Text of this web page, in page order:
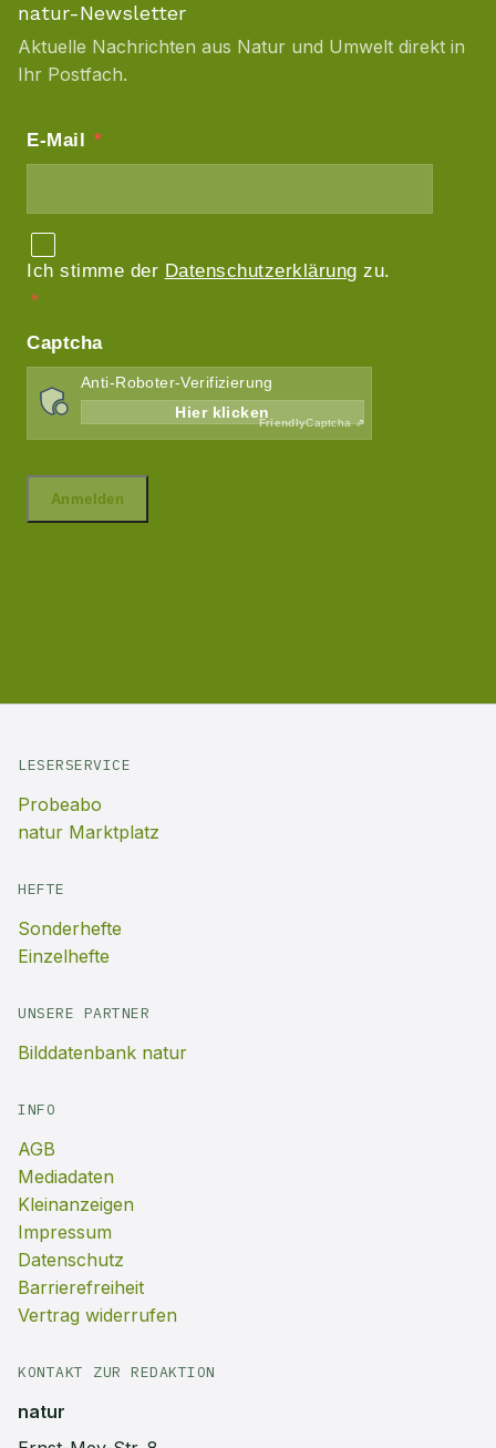
natur-Newsletter
Aktuelle Nachrichten aus Natur und Umwelt direkt in
Ihr Postfach.
LESERSERVICE
Probeabo
natur Marktplatz
HEFTE
Sonderhefte
Einzelhefte
UNSERE PARTNER
Bilddatenbank natur
INFO
AGB
Mediadaten
Kleinanzeigen
Impressum
Datenschutz
Barrierefreiheit
Vertrag widerrufen
KONTAKT ZUR REDAKTION
natur